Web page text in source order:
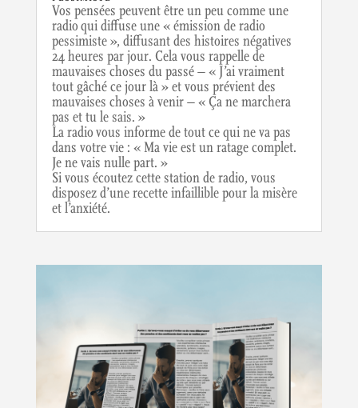
Vos pensées peuvent être un peu comme une
radio qui diffuse une « émission de radio
pessimiste », diffusant des histoires négatives
24 heures par jour. Cela vous rappelle de
mauvaises choses du passé – « J’ai vraiment
tout gâché ce jour là » et vous prévient des
mauvaises choses à venir – « Ça ne marchera
pas et tu le sais. »
La radio vous informe de tout ce qui ne va pas
dans votre vie : « Ma vie est un ratage complet.
Je ne vais nulle part. »
Si vous écoutez cette station de radio, vous
disposez d’une recette infaillible pour la misère
et l’anxiété.